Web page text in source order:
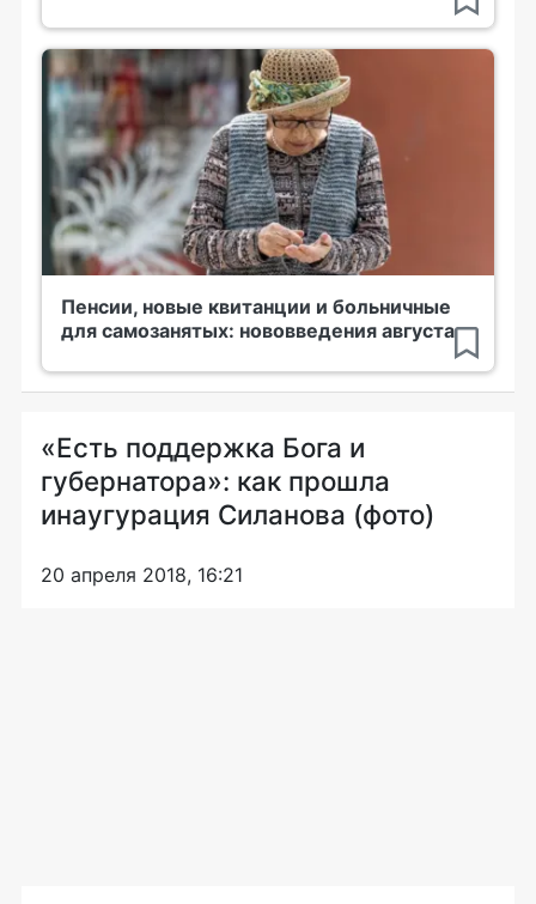
Пенсии, новые квитанции и больничные
для самозанятых: нововведения августа
«Есть поддержка Бога и
губернатора»: как прошла
инаугурация Силанова (фото)
20 апреля 2018, 16:21